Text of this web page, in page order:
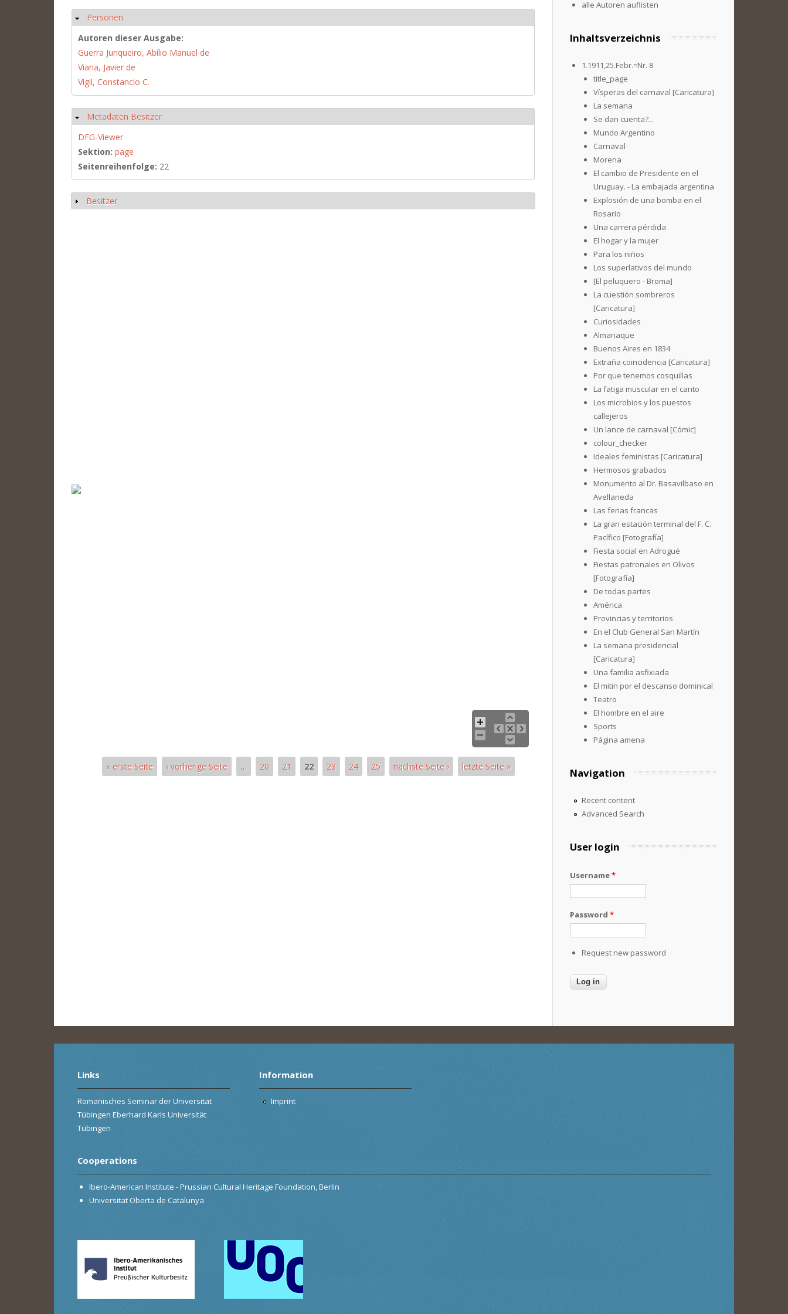
Hide
Personen
Autoren dieser Ausgabe:
Guerra Junqueiro, Abílio Manuel de
Viana, Javier de
Vigil, Constancio C.
Hide
Metadaten Besitzer
DFG-Viewer
Sektion: page
Seitenreihenfolge: 22
Show
Besitzer
« erste Seite ‹ vorherige Seite … 20 21 22 23 24 25 nächste Seite › letzte Seite »
alle Autoren auflisten
Inhaltsverzeichnis
1.1911,25.Febr.=Nr. 8
title_page
Vísperas del carnaval [Caricatura]
La semana
Se dan cuenta?...
Mundo Argentino
Carnaval
Morena
El cambio de Presidente en el
Uruguay. - La embajada argentina
Explosión de una bomba en el
Rosario
Una carrera pérdida
El hogar y la mujer
Para los niños
Los superlativos del mundo
[El peluquero - Broma]
La cuestión sombreros
[Caricatura]
Curiosidades
Almanaque
Buenos Aires en 1834
Extraña coincidencia [Caricatura]
Por que tenemos cosquillas
La fatiga muscular en el canto
Los microbios y los puestos
callejeros
Un lance de carnaval [Cómic]
colour_checker
Ideales feministas [Caricatura]
Hermosos grabados
Monumento al Dr. Basavilbaso en
Avellaneda
Las ferias francas
La gran estación terminal del F. C.
Pacífico [Fotografía]
Fiesta social en Adrogué
Fiestas patronales en Olivos
[Fotografía]
De todas partes
América
Provincias y territorios
En el Club General San Martín
La semana presidencial
[Caricatura]
Una familia asfixiada
El mitin por el descanso dominical
Teatro
El hombre en el aire
Sports
Página amena
Navigation
Recent content
Advanced Search
User login
Username*
Password *
Request new password
Links
Romanisches Seminar der Universität
Tübingen Eberhard Karls Universität
Tübingen
Information
Imprint
Cooperations
Ibero-American Institute - Prussian Cultural Heritage Foundation, Berlin
Universitat Oberta de Catalunya